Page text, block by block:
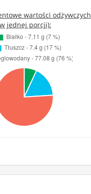
wartości odżywczych
jednej porcji):